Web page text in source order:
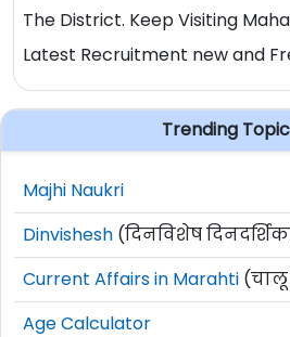
The District. Keep Visiting
Latest Recruitment new and
Trending
Majhi Naukri
Dinvishesh (दिनविशेष
Current Affairs in Marahti (चालू
Age Calculator